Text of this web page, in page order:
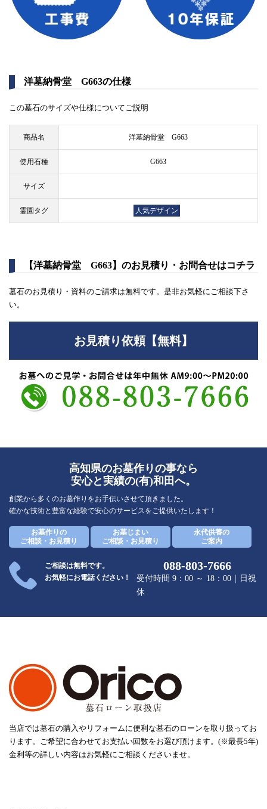
洋墓納骨堂 G663の仕様
この墓石のサイズや仕様についてご説明
商品名 洋墓納骨堂 G663
使用石種 G663
サイズ
霊園タグ 人気デザイン
【洋墓納骨堂 G663】のお見積り・お問合せはコチラ
墓石のお見積り・資料のご請求は無料です。是非お気軽にご相談下さ
い。
お見積り依頼【無料】
高知県のお墓作りの事なら
安心と実績の(有)和田へ。
創業から多くのお墓作りをお手伝いさせて頂きました。
確かな技術と豊富な経験で安心のサービスをご提供いたします！
お墓作りの
ご相談・お見積り
お墓じまい
ご相談・お見積り
永代供養の
ご案内
ご相談は無料です。
お気軽にお電話ください！
088-803-7666
受付時間 9：00 ～ 18：00｜日祝
休
当店では墓石の購入やリフォームに便利な墓石のローンを取り扱ってお
ります。ご希望に合わせてお支払い回数をお選び頂けます。(※最長5年)
金利等の詳しい内容はお気軽にご相談くださいませ。